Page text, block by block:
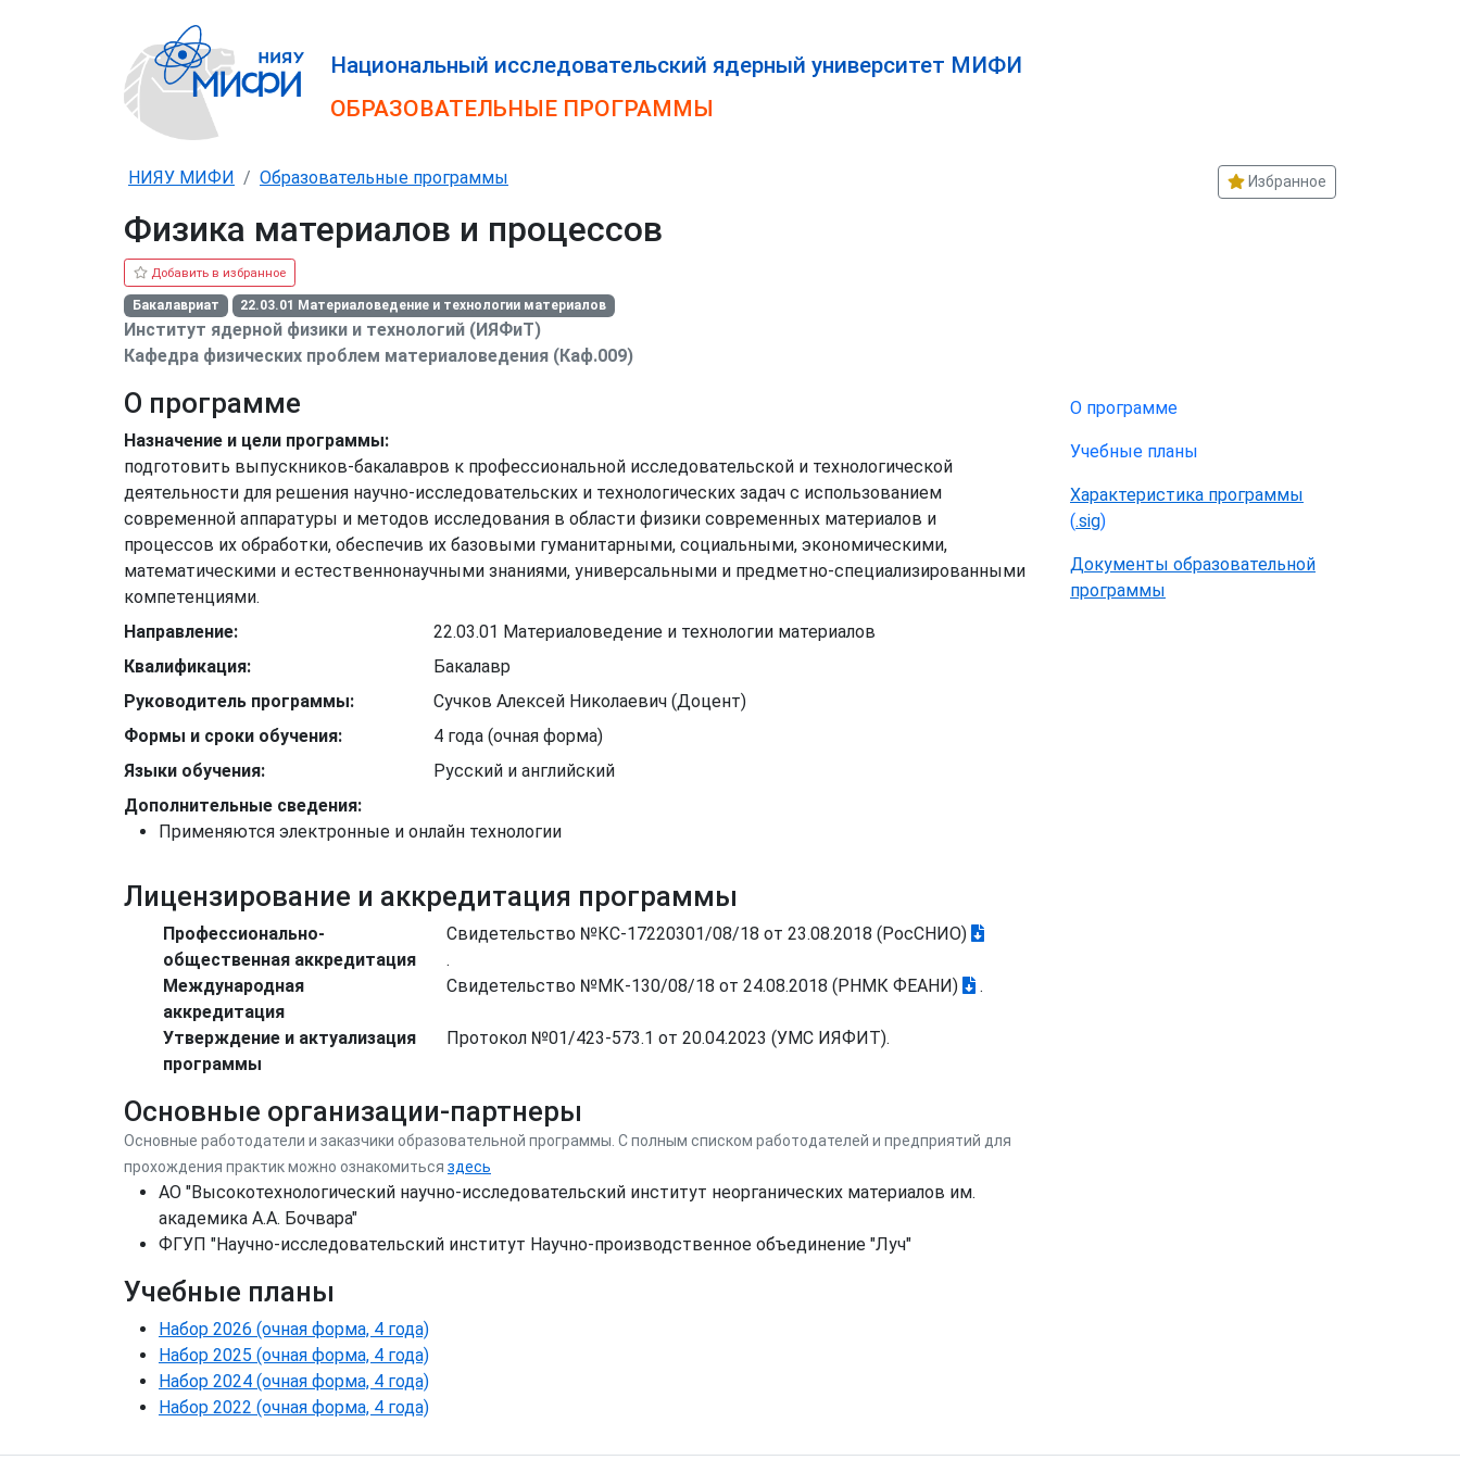
Национальный исследовательский ядерный университет МИФИ
ОБРАЗОВАТЕЛЬНЫЕ ПРОГРАММЫ
НИЯУ МИФИ Образовательные программы Избранное
Физика материалов и процессов
Бакалавриат 22.03.01 Материаловедение и технологии материалов
Институт ядерной физики и технологий (ИЯФиТ)
Кафедра физических проблем материаловедения (Каф.009)
О программе
Назначение и цели программы:
подготовить выпускников-бакалавров к профессиональной исследовательской и технологической
деятельности для решения научно-исследовательских и технологических задач с использованием
современной аппаратуры и методов исследования в области физики современных материалов и
процессов их обработки, обеспечив их базовыми гуманитарными, социальными, экономическими,
математическими и естественнонаучными знаниями, универсальными и предметно-специализированными
компетенциями.
Направление:
22.03.01 Материаловедение и технологии материалов
Квалификация:
Бакалавр
Руководитель программы:
Сучков Алексей Николаевич (Доцент)
Формы и сроки обучения:
4 года (очная форма)
Языки обучения:
Русский и английский
Дополнительные сведения:
Применяются электронные и онлайн технологии
Лицензирование и аккредитация программы
Профессионально-
общественная аккредитация
Свидетельство №КС-17220301/08/18 от 23.08.2018 (РосСНИО)
.
Международная
аккредитация
Свидетельство №МК-130/08/18 от 24.08.2018 (РНМК ФЕАНИ) .
Утверждение и актуализация
программы
Протокол №01/423-573.1 от 20.04.2023 (УМС ИЯФИТ).
Основные организации-партнеры
Основные работодатели и заказчики образовательной программы. С полным списком работодателей и предприятий для
прохождения практик можно ознакомиться здесь
АО "Высокотехнологический научно-исследовательский институт неорганических материалов им.
академика А.А. Бочвара"
ФГУП "Научно-исследовательский институт Научно-производственное объединение "Луч"
Учебные планы
Набор 2026 (очная форма, 4 года)
Набор 2025 (очная форма, 4 года)
Набор 2024 (очная форма, 4 года)
Набор 2022 (очная форма, 4 года)
О программе
Учебные планы
Характеристика программы
(.sig)
Документы образовательной
программы